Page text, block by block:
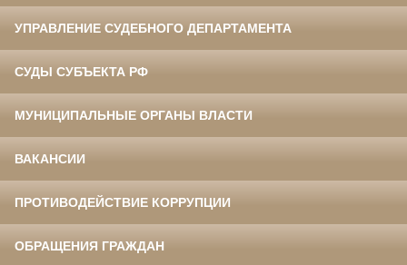
УПРАВЛЕНИЕ СУДЕБНОГО ДЕПАРТАМЕНТА
СУДЫ СУБЪЕКТА РФ
МУНИЦИПАЛЬНЫЕ ОРГАНЫ ВЛАСТИ
ВАКАНСИИ
ПРОТИВОДЕЙСТВИЕ КОРРУПЦИИ
ОБРАЩЕНИЯ ГРАЖДАН